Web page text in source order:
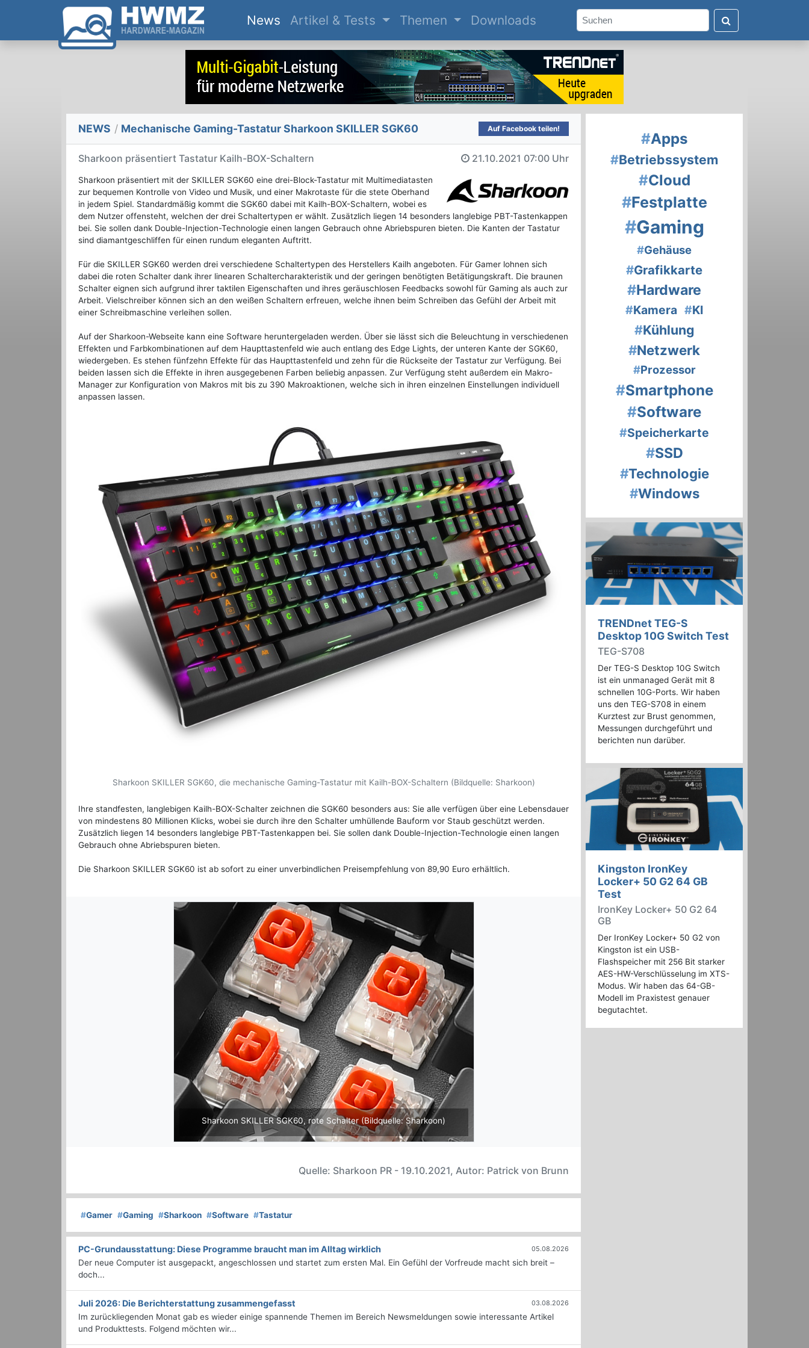
News(current)
Artikel & Tests Themen Downloads
NEWS / Mechanische Gaming-Tastatur Sharkoon SKILLER SGK60 Auf Facebook teilen!
Sharkoon präsentiert Tastatur Kailh-BOX-Schaltern 21.10.2021 07:00 Uhr
Sharkoon präsentiert mit der SKILLER SGK60 eine drei-Block-Tastatur mit Multimediatasten
zur bequemen Kontrolle von Video und Musik, und einer Makrotaste für die stete Oberhand
in jedem Spiel. Standardmäßig kommt die SGK60 dabei mit Kailh-BOX-Schaltern, wobei es
dem Nutzer offensteht, welchen der drei Schaltertypen er wählt. Zusätzlich liegen 14 besonders langlebige PBT-Tastenkappen
bei. Sie sollen dank Double-Injection-Technologie einen langen Gebrauch ohne Abriebspuren bieten. Die Kanten der Tastatur
sind diamantgeschliffen für einen rundum eleganten Auftritt.
Für die SKILLER SGK60 werden drei verschiedene Schaltertypen des Herstellers Kailh angeboten. Für Gamer lohnen sich
dabei die roten Schalter dank ihrer linearen Schaltercharakteristik und der geringen benötigten Betätigungskraft. Die braunen
Schalter eignen sich aufgrund ihrer taktilen Eigenschaften und ihres geräuschlosen Feedbacks sowohl für Gaming als auch zur
Arbeit. Vielschreiber können sich an den weißen Schaltern erfreuen, welche ihnen beim Schreiben das Gefühl der Arbeit mit
einer Schreibmaschine verleihen sollen.
Auf der Sharkoon-Webseite kann eine Software heruntergeladen werden. Über sie lässt sich die Beleuchtung in verschiedenen
Effekten und Farbkombinationen auf dem Haupttastenfeld wie auch entlang des Edge Lights, der unteren Kante der SGK60,
wiedergeben. Es stehen fünfzehn Effekte für das Haupttastenfeld und zehn für die Rückseite der Tastatur zur Verfügung. Bei
beiden lassen sich die Effekte in ihren ausgegebenen Farben beliebig anpassen. Zur Verfügung steht außerdem ein Makro-
Manager zur Konfiguration von Makros mit bis zu 390 Makroaktionen, welche sich in ihren einzelnen Einstellungen individuell
anpassen lassen.
Sharkoon SKILLER SGK60, die mechanische Gaming-Tastatur mit Kailh-BOX-Schaltern (Bildquelle: Sharkoon)
Ihre standfesten, langlebigen Kailh-BOX-Schalter zeichnen die SGK60 besonders aus: Sie alle verfügen über eine Lebensdauer
von mindestens 80 Millionen Klicks, wobei sie durch ihre den Schalter umhüllende Bauform vor Staub geschützt werden.
Zusätzlich liegen 14 besonders langlebige PBT-Tastenkappen bei. Sie sollen dank Double-Injection-Technologie einen langen
Gebrauch ohne Abriebspuren bieten.
Die Sharkoon SKILLER SGK60 ist ab sofort zu einer unverbindlichen Preisempfehlung von 89,90 Euro erhältlich.
Sharkoon SKILLER SGK60, rote Schalter (Bildquelle: Sharkoon)
Quelle: Sharkoon PR - 19.10.2021, Autor: Patrick von Brunn
#Gamer #Gaming #Sharkoon #Software #Tastatur
PC-Grundausstattung: Diese Programme braucht man im Alltag wirklich 05.08.2026
Der neue Computer ist ausgepackt, angeschlossen und startet zum ersten Mal. Ein Gefühl der Vorfreude macht sich breit –
doch...
Juli 2026: Die Bericht­erstattung zusammengefasst 03.08.2026
Im zurückliegenden Monat gab es wieder einige spannende Themen im Bereich Newsmeldungen sowie interessante Artikel
und Produkttests. Folgend möchten wir...
#Apps
#Betriebssystem
#Cloud
#Festplatte
#Gaming
#Gehäuse
#Grafikkarte
#Hardware
#Kamera #KI
#Kühlung
#Netzwerk
#Prozessor
#Smartphone
#Software
#Speicherkarte
#SSD
#Technologie
#Windows
TRENDnet TEG-S
Desktop 10G Switch Test
TEG-S708
Der TEG-S Desktop 10G Switch
ist ein unmanaged Gerät mit 8
schnellen 10G-Ports. Wir haben
uns den TEG-S708 in einem
Kurztest zur Brust genommen,
Messungen durchgeführt und
berichten nun darüber.
Kingston IronKey
Locker+ 50 G2 64 GB
Test
IronKey Locker+ 50 G2 64
GB
Der IronKey Locker+ 50 G2 von
Kingston ist ein USB-
Flashspeicher mit 256 Bit starker
AES-HW-Verschlüsselung im XTS-
Modus. Wir haben das 64-GB-
Modell im Praxistest genauer
begutachtet.